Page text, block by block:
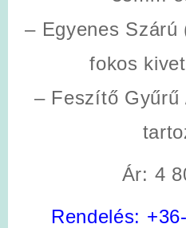
– Egyenes Szárú
fokos
– Feszítő Gyűrű
Ár: 4
Rendelés: